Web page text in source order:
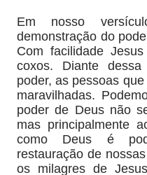
Em nosso
demonstração do
Com facilidade
coxos. Diante
poder, as pessoas
maravilhadas.
poder de Deus não
mas principalmente
como Deus é
restauração de
os milagres de